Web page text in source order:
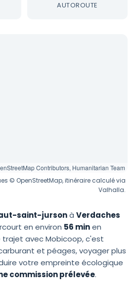
AUTOROUTE
Contributors, Humanitarian Team
© OpenStreetMap, itinéraire calculé via
Valhalla.
saint-jursonà Verdaches
en environ 56 minen
avec Mobicoop, c'est
et péages, voyager plus
votre empreinte écologique
commission prélevée.